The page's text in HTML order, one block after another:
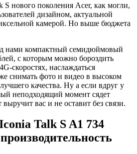
нового поколения Acer, как могли,
дизайном, актуальной
камерой. Но выше бюджета
нами компактный семидюймовый
с которым можно бороздить
скоростях, наслаждаться
снимать фото и видео в высоком
качества. Ну а если вдруг у
неподходящий момент сядет
вас и не оставит без связи.
Talk S A1 734